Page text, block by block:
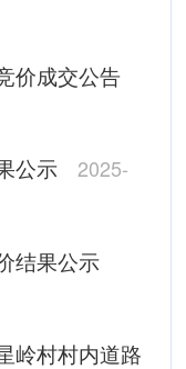
价成交公告
公示
2025-
结果公示
岭村村内道路